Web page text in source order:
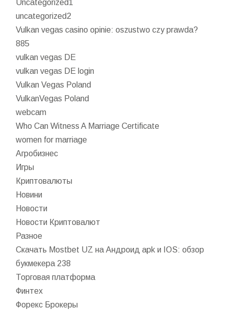
Uncategorized1
uncategorized2
Vulkan vegas casino opinie: oszustwo czy prawda?
885
vulkan vegas DE
vulkan vegas DE login
Vulkan Vegas Poland
VulkanVegas Poland
webcam
Who Can Witness A Marriage Certificate
women for marriage
Агробизнес
Игры
Криптовалюты
Новини
Новости
Новости Криптовалют
Разное
Скачать Mostbet UZ на Андроид apk и IOS: обзор
букмекера 238
Торговая платформа
Финтех
Форекс Брокеры